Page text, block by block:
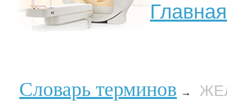
Главная
Словарь терминов →